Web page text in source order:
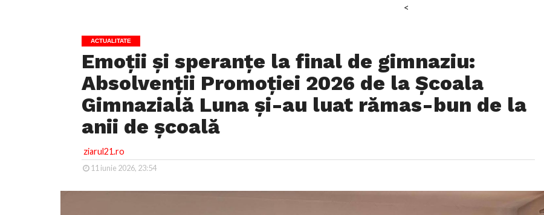
<
ACTUALITATE
Emoții și speranțe la final de gimnaziu:
Absolvenții Promoției 2026 de la Școala
Gimnazială Luna și-au luat rămas-bun de la
anii de școală
ziarul21.ro
11 iunie 2026, 23:54